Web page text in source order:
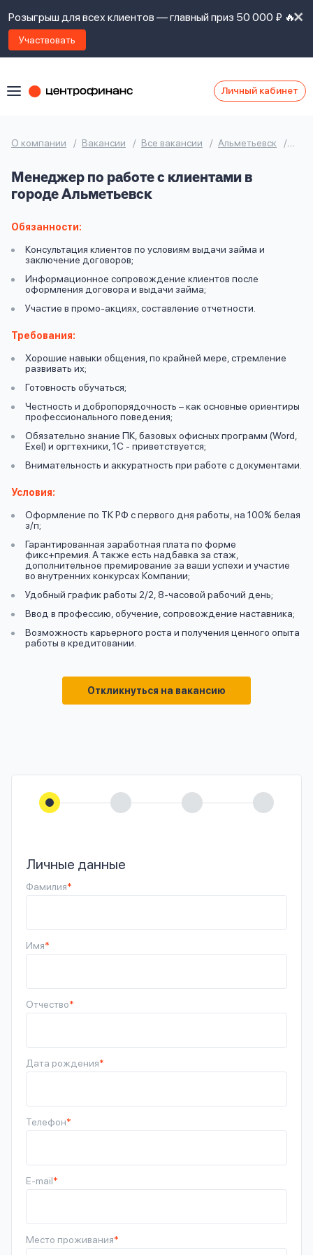
Розыгрыш для всех клиентов — главный приз 50 000 ₽ 🔥
Участвовать
Личный кабинет
О компании Вакансии Все вакансии Альметьевск
Менеджер по работе с клиентами в
городе Альметьевск
Обязанности:
Консультация клиентов по условиям выдачи займа и
заключение договоров;
Информационное сопровождение клиентов после
оформления договора и выдачи займа;
Участие в промо-акциях, составление отчетности.
Требования:
Хорошие навыки общения, по крайней мере, стремление
развивать их;
Готовность обучаться;
Честность и добропорядочность – как основные ориентиры
профессионального поведения;
Обязательно знание ПК, базовых офисных программ (Word,
Exel) и оргтехники, 1С - приветствуется;
Внимательность и аккуратность при работе с документами.
Условия:
Оформление по ТК РФ с первого дня работы, на 100% белая
з/п;
Гарантированная заработная плата по форме
фикс+премия. А также есть надбавка за стаж,
дополнительное премирование за ваши успехи и участие
во внутренних конкурсах Компании;
Удобный график работы 2/2, 8-часовой рабочий день;
Ввод в профессию, обучение, сопровождение наставника;
Возможность карьерного роста и получения ценного опыта
работы в кредитовании.
Откликнуться на вакансию
Личные данные
Фамилия*
Имя*
Отчество*
Дата рождения*
Телефон*
E-mail*
Место проживания*
Оформить заявку
Войти под другим номером
контакты
Задать
Ответы
на
Ок
Ок
Я
правилами
предоставления
политикой
даю
согласие
на
обработку
личных